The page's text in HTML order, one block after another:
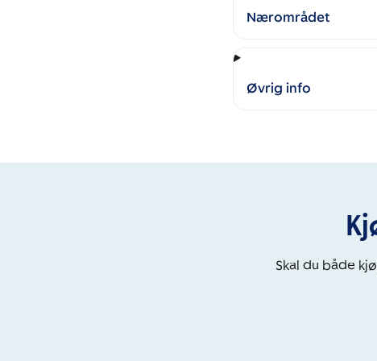
Nærområdet
Øvrig info
Skal du både